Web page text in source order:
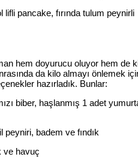
pancake, fırında tulum peynirli
hem doyurucu oluyor hem de
da kilo almayı önlemek
hazırladık. Bunlar:
biber, haşlanmış 1 adet
badem ve fındık
ve havuç